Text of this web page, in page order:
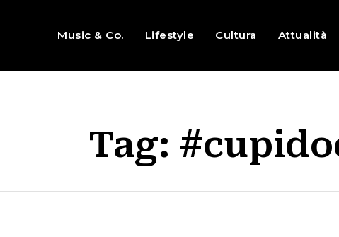
Music & Co. Lifestyle Cultura Attualità
Tag: